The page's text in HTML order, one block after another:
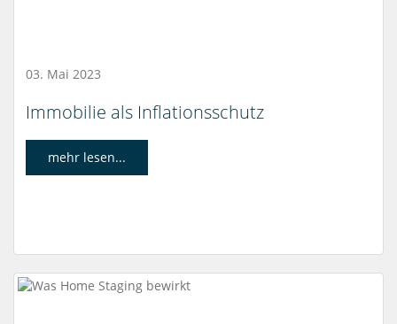
03. Mai 2023
Immobilie als Inflationsschutz
mehr lesen...